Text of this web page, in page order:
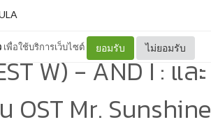
เพื่อใช้บริการเว็บไซต์ ยอมรับ ไม่ยอมรับ
W) - AND I : และ
OST Mr. Sunshine